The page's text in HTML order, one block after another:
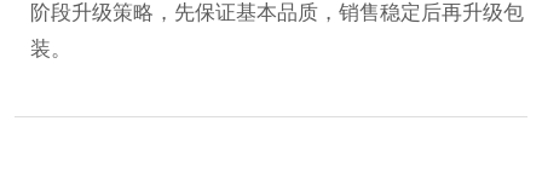
阶段升级策略，先保证基本品质，销售稳定后再升级包
装。